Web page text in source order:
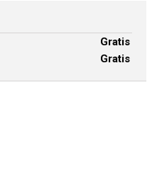
Gratis
Gratis